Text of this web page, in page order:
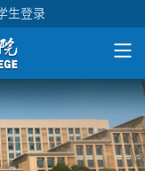
生登录